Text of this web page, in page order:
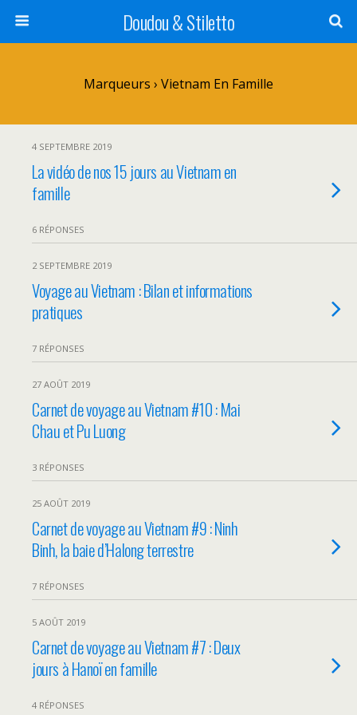
Doudou & Stiletto
Marqueurs › Vietnam En Famille
4 SEPTEMBRE 2019
La vidéo de nos 15 jours au Vietnam en
famille
6 RÉPONSES
2 SEPTEMBRE 2019
Voyage au Vietnam : Bilan et informations
pratiques
7 RÉPONSES
27 AOÛT 2019
Carnet de voyage au Vietnam #10 : Mai
Chau et Pu Luong
3 RÉPONSES
25 AOÛT 2019
Carnet de voyage au Vietnam #9 : Ninh
Binh, la baie d’Halong terrestre
7 RÉPONSES
5 AOÛT 2019
Carnet de voyage au Vietnam #7 : Deux
jours à Hanoï en famille
4 RÉPONSES